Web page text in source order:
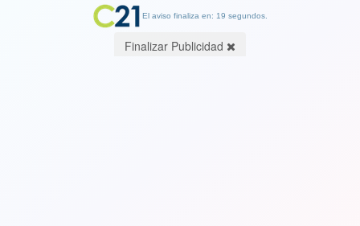
El aviso finaliza en: 18 segundos.
Finalizar Publicidad